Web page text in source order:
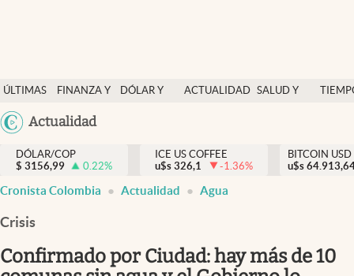
ÚLTIMAS
NOTICIAS
FINANZA Y
DÓLAR Y
ACTUALIDAD SALUD Y
México
Actualidad
Salud y nutrición
Vida espiritual
Actualidad
DÓLAR/COP
$ 3156,99 0.22%
ICE US COFFEE
u$s 326,1 -1.36%
BITCOIN USD
u$s
Cronista Colombia Actualidad Agua
Crisis
Confirmado por Ciudad: hay más de 10